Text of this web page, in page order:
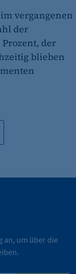
Unternehmen
vergangenen
der
der
blieben
an, um über die